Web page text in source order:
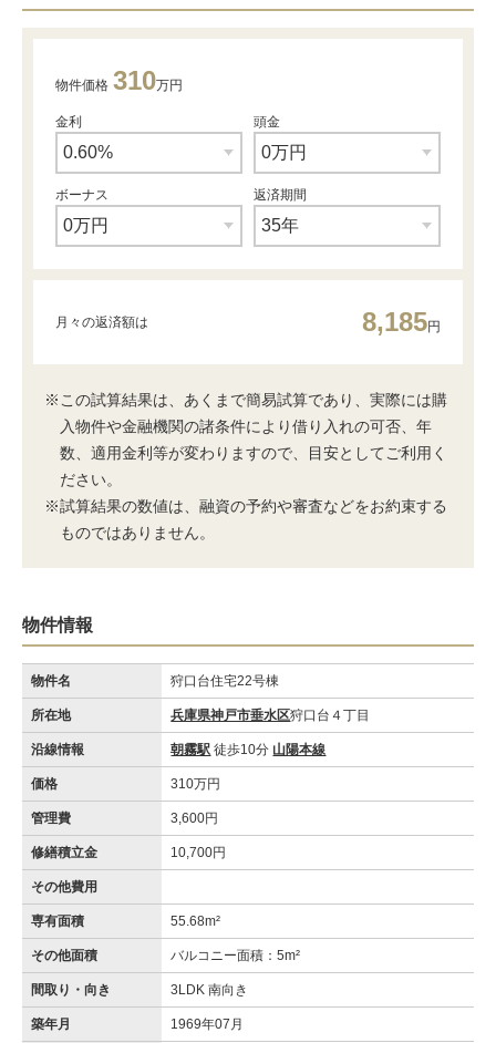
物件価格 310万円
金利 頭金
ボーナス 返済期間
月々の返済額は 8,185円
※この試算結果は、あくまで簡易試算であり、実際には購
入物件や金融機関の諸条件により借り入れの可否、年
数、適用金利等が変わりますので、目安としてご利用く
ださい。
※試算結果の数値は、融資の予約や審査などをお約束する
ものではありません。
物件情報
物件名 狩口台住宅22号棟
所在地 兵庫県神戸市垂水区狩口台４丁目
沿線情報 朝霧駅 徒歩10分 山陽本線
価格 310万円
管理費 3,600円
修繕積立金 10,700円
その他費用
専有面積 55.68m²
その他面積 バルコニー面積：5m²
間取り・向き 3LDK 南向き
築年月 1969年07月